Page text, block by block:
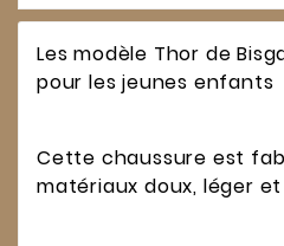
Les modèle Thor de
pour les jeunes enfants
Cette chaussure est
matériaux doux, léger